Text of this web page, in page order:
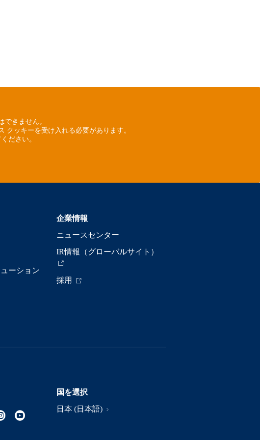
できません。
クッキーを受け入れる必要があります。
ださい。
ーション
企業情報
ニュースセンター
IR情報（グローバルサイト）
採用
国を選択
日本 (日本語)